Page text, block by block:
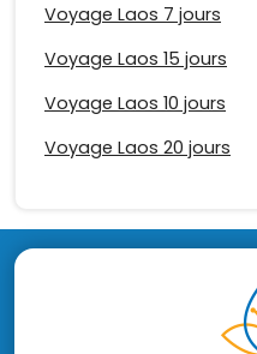
Voyage Laos 7 jours
Voyage Laos 15 jours
Voyage Laos 10 jours
Voyage Laos 20 jours